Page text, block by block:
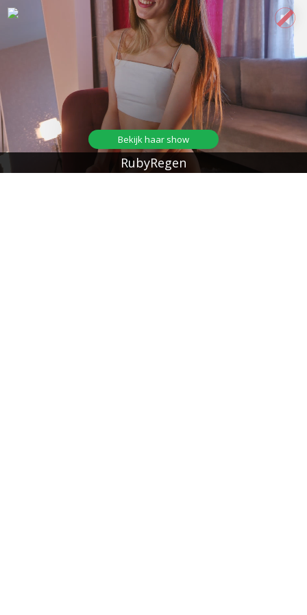
RubyRegen
Bekijk haar show